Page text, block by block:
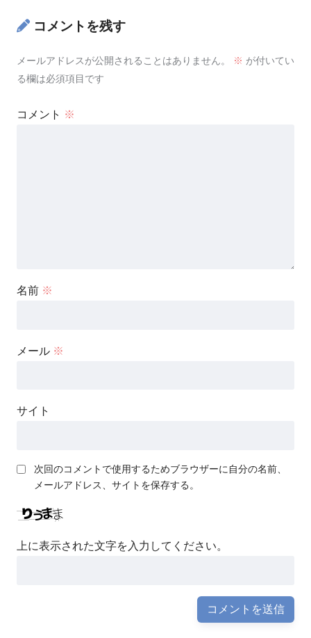
コメントを残す
メールアドレスが公開されることはありません。 ※ が付いてい
る欄は必須項目です
コメント ※
名前 ※
メール ※
サイト
次回のコメントで使用するためブラウザーに自分の名前、
メールアドレス、サイトを保存する。
上に表示された文字を入力してください。